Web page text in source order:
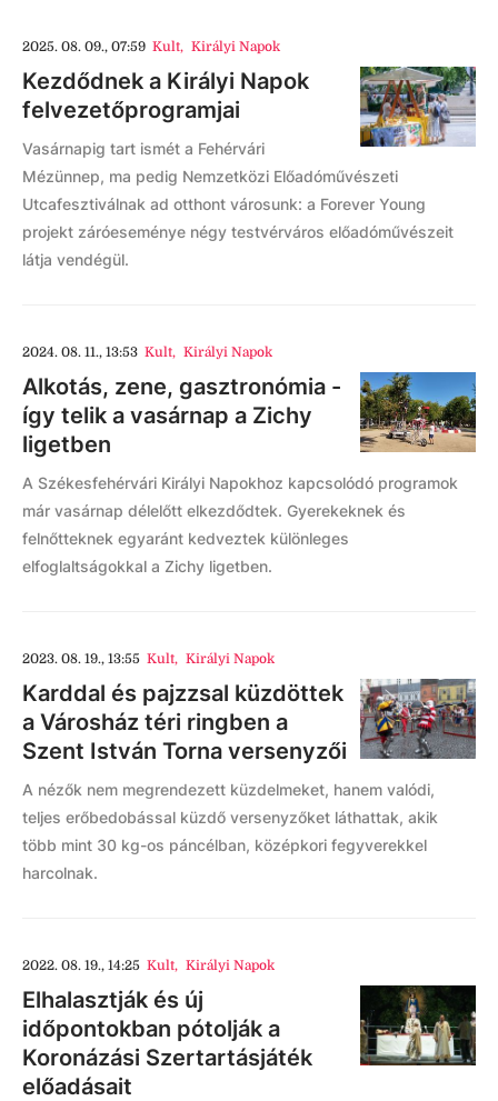
2025. 08. 09., 07:59 Kult, Királyi Napok
Kezdődnek a Királyi Napok
felvezetőprogramjai
Vasárnapig tart ismét a Fehérvári
Mézünnep, ma pedig Nemzetközi Előadóművészeti
Utcafesztiválnak ad otthont városunk: a Forever Young
projekt záróeseménye négy testvérváros előadóművészeit
látja vendégül.
2024. 08. 11., 13:53 Kult, Királyi Napok
Alkotás, zene, gasztronómia -
így telik a vasárnap a Zichy
ligetben
A Székesfehérvári Királyi Napokhoz kapcsolódó programok
már vasárnap délelőtt elkezdődtek. Gyerekeknek és
felnőtteknek egyaránt kedveztek különleges
elfoglaltságokkal a Zichy ligetben.
2023. 08. 19., 13:55 Kult, Királyi Napok
Karddal és pajzzsal küzdöttek
a Városház téri ringben a
Szent István Torna versenyzői
A nézők nem megrendezett küzdelmeket, hanem valódi,
teljes erőbedobással küzdő versenyzőket láthattak, akik
több mint 30 kg-os páncélban, középkori fegyverekkel
harcolnak.
2022. 08. 19., 14:25 Kult, Királyi Napok
Elhalasztják és új
időpontokban pótolják a
Koronázási Szertartásjáték
előadásait